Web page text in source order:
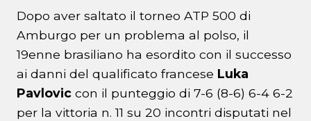
Dopo aver saltato il torneo ATP 500 di
Amburgo per un problema al polso, il
19enne brasiliano ha esordito con il successo
ai danni del qualificato francese Luka
Pavlovic con il punteggio di 7-6 (8-6) 6-4 6-2
per la vittoria n. 11 su 20 incontri disputati nel